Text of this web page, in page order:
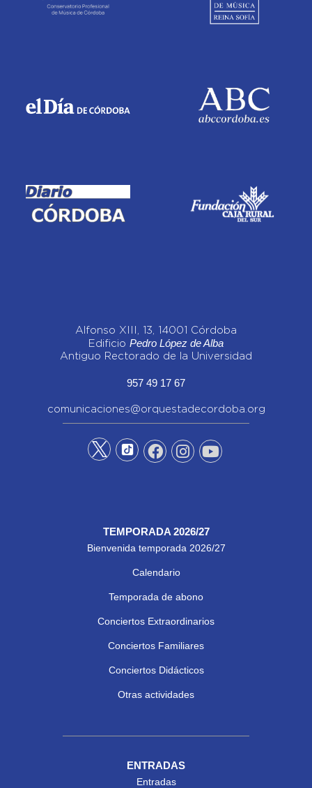
Alfonso XIII, 13, 14001 Córdoba
Edificio Pedro López de Alba
Antiguo Rectorado de la Universidad
957 49 17 67
comunicaciones@orquestadecordoba.org
TEMPORADA 2026/27
Bienvenida temporada 2026/27
Calendario
Temporada de abono
Conciertos Extraordinarios
Conciertos Familiares
Conciertos Didácticos
Otras actividades
ENTRADAS
Entradas